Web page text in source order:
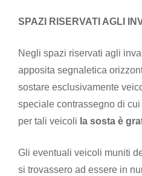
SPAZI RISERVATI AGLI
Negli spazi riservati agli
apposita segnaletica
sostare esclusivamente
speciale contrassegno di
per tali veicoli la sosta è
Gli eventuali veicoli muniti
si trovassero ad essere in